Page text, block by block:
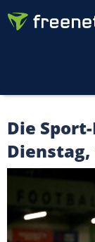
Die
Dienstag,